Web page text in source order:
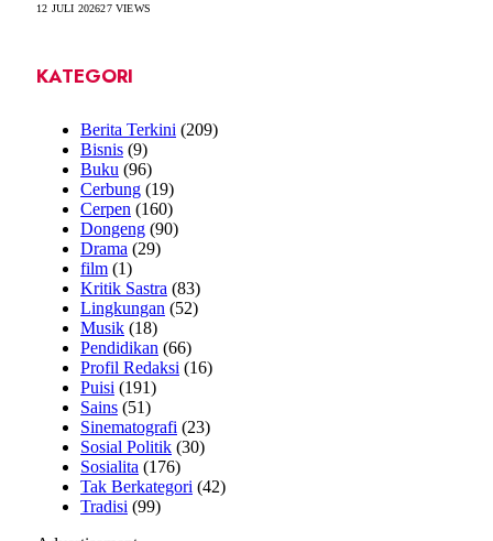
12 JULI 202627VIEWS
KATEGORI
Berita Terkini (209)
Bisnis (9)
Buku (96)
Cerbung (19)
Cerpen (160)
Dongeng (90)
Drama (29)
film (1)
Kritik Sastra (83)
Lingkungan (52)
Musik (18)
Pendidikan (66)
Profil Redaksi (16)
Puisi (191)
Sains (51)
Sinematografi (23)
Sosial Politik (30)
Sosialita (176)
Tak Berkategori (42)
Tradisi (99)